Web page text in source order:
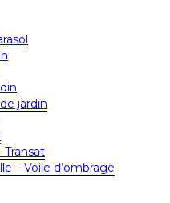
jardin
Transat
– Voile d’ombrage